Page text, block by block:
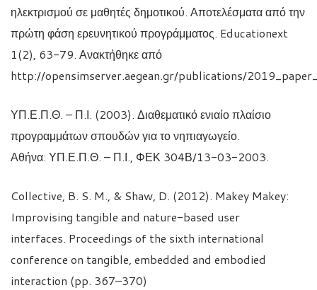
ηλεκτρισμού σε μαθητές δημοτικού. Αποτελέσματα από την
πρώτη φάση ερευνητικού προγράμματος. Educationext
1(2), 63-79. Ανακτήθηκε από
http://opensimserver.aegean.gr/publications/
ΥΠ.Ε.Π.Θ. – Π.Ι. (2003). Διαθεματικό ενιαίο πλαίσιο
προγραμμάτων σπουδών για το νηπιαγωγείο.
Αθήνα: ΥΠ.Ε.Π.Θ. – Π.Ι., ΦΕΚ 304Β/13-03-2003.
Collective, B. S. M., & Shaw, D. (2012). Makey Makey:
Improvising tangible and nature-based user
interfaces. Proceedings of the sixth international
conference on tangible, embedded and embodied
interaction (pp. 367–370)